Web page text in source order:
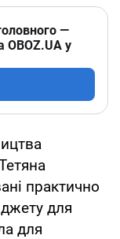
—
OBOZ.UA у
практично
для
для